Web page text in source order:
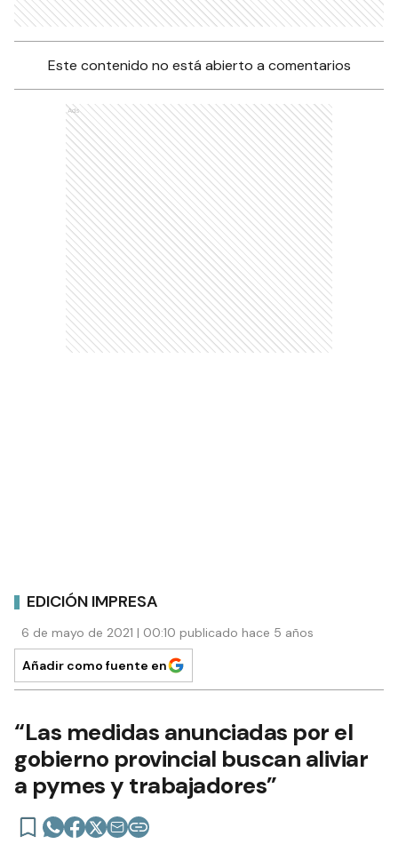
Este contenido no está abierto a comentarios
Ads
EDICIÓN IMPRESA
6 de mayo de 2021 | 00:10 publicado hace 5 años
Añadir como fuente en
“Las medidas anunciadas por el
gobierno provincial buscan aliviar
a pymes y trabajadores”